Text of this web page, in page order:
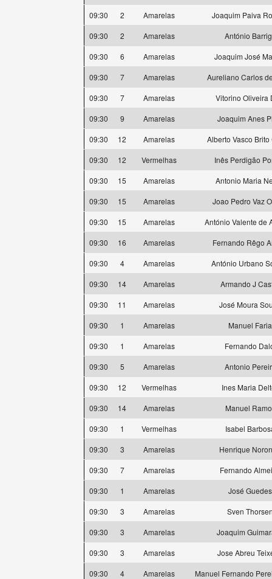
09:30
2 Amarelas
Joaquim Paiva
09:30
2 Amarelas
António
09:30
6 Amarelas
Joaquim José
09:30
7 Amarelas
Aureliano Carlos
09:30
7 Amarelas
Vitorino Oliveira
09:30
9 Amarelas
Joaquim Anes
09:30
12 Amarelas
Alberto Vasco Brito
09:30
12 Vermelhas
Inês Perdigão
09:30
15 Amarelas
Antonio Maria
09:30
15 Amarelas
Joao Pedro Vaz
09:30
15 Amarelas
António Valente de
09:30
16 Amarelas
Fernando Rêgo
09:30
4 Amarelas
António Urbano
09:30
14 Amarelas
Armando J
09:30
11 Amarelas
José Moura
09:30
1 Amarelas
Manuel Faria
09:30
1 Amarelas
Fernando
09:30
5 Amarelas
Antonio
09:30
12 Vermelhas
Ines Maria
09:30
14 Amarelas
Manuel
09:30
1 Vermelhas
Isabel
09:30
3 Amarelas
Henrique
09:30
7 Amarelas
Fernando
09:30
1 Amarelas
José Guedes
09:30
3 Amarelas
Sven
09:30
3 Amarelas
Joaquim
09:30
3 Amarelas
Jose Abreu
09:30
4 Amarelas
Manuel Fernando